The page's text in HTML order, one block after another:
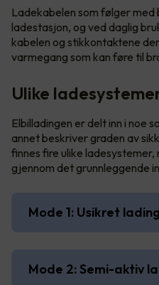
Ladekabelen som følger
ladestasjon, og ved daglig
kabelen og stikkontaktene
varmegang som kan føre til
Ulike
Elbilladingen er delt inn i noe
annet beskriver graden av
finnes fire ulike ladesystemer,
gjennom det grunnleggende
Mode 1: Usikret
Mode 2: Semi-aktiv